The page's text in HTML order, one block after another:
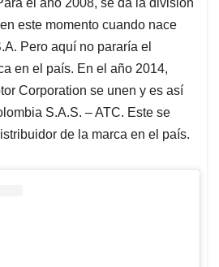
el año 2008, se da la división
este momento cuando nace
Pero aquí no pararía el
en el país. En el año 2014,
Corporation se unen y es así
S.A.S. – ATC. Este se
de la marca en el país.